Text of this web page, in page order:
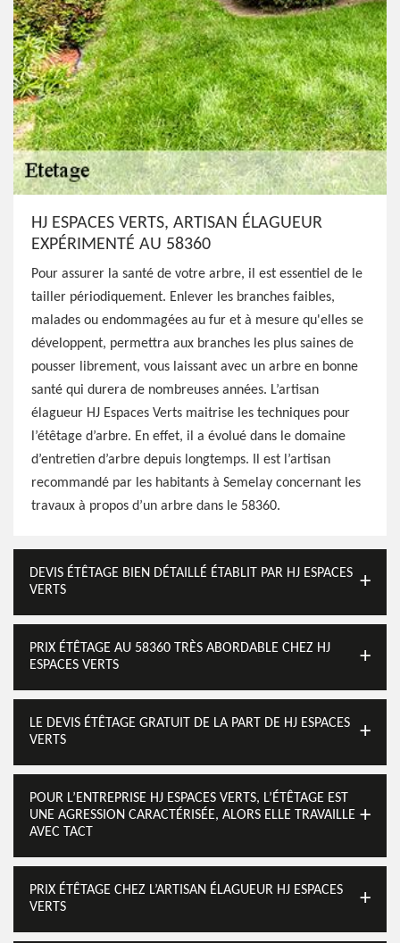
HJ ESPACES VERTS, ARTISAN ÉLAGUEUR
EXPÉRIMENTÉ AU 58360
Pour assurer la santé de votre arbre, il est essentiel de le
tailler périodiquement. Enlever les branches faibles,
malades ou endommagées au fur et à mesure qu'elles se
développent, permettra aux branches les plus saines de
pousser librement, vous laissant avec un arbre en bonne
santé qui durera de nombreuses années. L’artisan
élagueur HJ Espaces Verts maitrise les techniques pour
l’étêtage d’arbre. En effet, il a évolué dans le domaine
d’entretien d’arbre depuis longtemps. Il est l’artisan
recommandé par les habitants à Semelay concernant les
travaux à propos d’un arbre dans le 58360.
DEVIS ÉTÊTAGE BIEN DÉTAILLÉ ÉTABLIT PAR HJ ESPACES
VERTS
PRIX ÉTÊTAGE AU 58360 TRÈS ABORDABLE CHEZ HJ
ESPACES VERTS
LE DEVIS ÉTÊTAGE GRATUIT DE LA PART DE HJ ESPACES
VERTS
POUR L’ENTREPRISE HJ ESPACES VERTS, L’ÉTÊTAGE EST
UNE AGRESSION CARACTÉRISÉE, ALORS ELLE TRAVAILLE
AVEC TACT
PRIX ÉTÊTAGE CHEZ L’ARTISAN ÉLAGUEUR HJ ESPACES
VERTS